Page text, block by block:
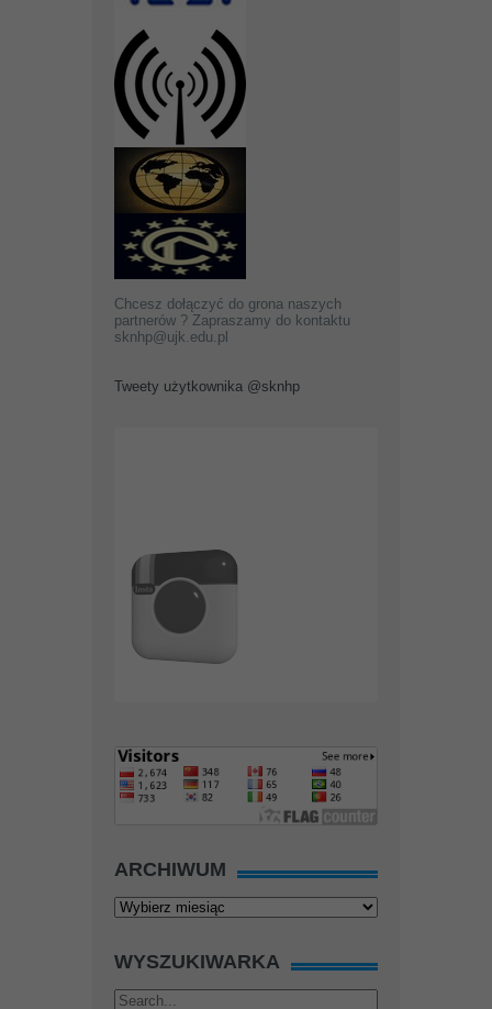
Chcesz dołączyć do grona naszych
partnerów ? Zapraszamy do kontaktu
sknhp@ujk.edu.pl
Tweety użytkownika @sknhp
ARCHIWUM
Archiwum
WYSZUKIWARKA